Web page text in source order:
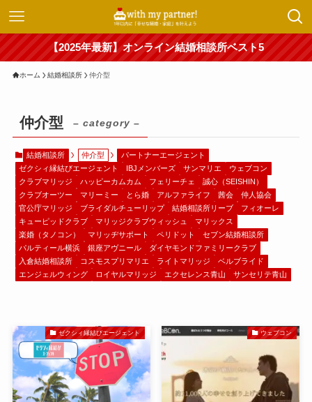
【2025年最新】オンライン結婚相談所ベスト5
ホーム 結婚相談所 仲介型
仲介型 – category –
結婚相談所 仲介型
パートナーエージェント
ゼクシィ縁結びエージェント
IBJメンバーズ サンマリエ
ウェブコン
クラブマリッジ
ハッピーカムカム フェリーチェ
誠心（SEISHIN）
クラブオーツー
マリーミー とら婚 アルファライフ 茜会
仲人協会
官公庁マリッジ
ブライダルチューリップ 結婚相談所リーブ
フィオーレ
キューピッドクラブ
マリッジクラブウィッシュ
マリックス
楽婚（タノコン）
マリッヂサポート ペリドット
セブン結婚相談所
パルティール横浜
銀座アヴニール
ダイヤモンドファミリークラブ
入倉結婚相談所
コスモスプリマリエ ライトマリッジ
ベルブライド
エンジェルウィング
ロイヤルマリッジ エクセレンス青山 サンセリテ青山
ゼクシィ縁結びエージェント ウェブコン